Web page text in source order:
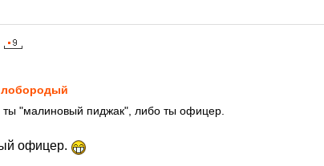
ты "малиновый пиджак", либо ты офицер.
офицер.